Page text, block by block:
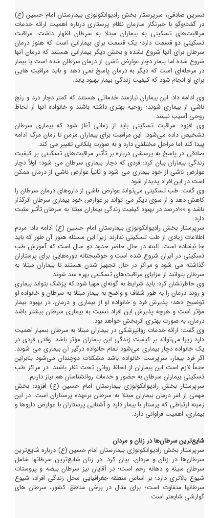
نسرین صادقی، سرپرستار بخش رادیوانکولوژی بیمارستان امام حسین (ع)
در گفت‌وگو با خبرنگار سازمان نظام پرستاری درباره اهمیت ارائه خدمات
مراقبت‌های تسکینی به بیماران مبتلا به سرطان اظهار داشت: مراقبت
تسکینی دو قسمت دارد؛ یک قسمت برای بیمارانی است که هنوز درمان
سرطان برای آنها شروع نشده و بخش دیگر بیمارانی هستند که درمان آنها
شروع شده اما بیمار دچار عوارض ناشی از درمان سرطان شده است یا بیمار
در مرحله‌ای است که دیگر به درمان پاسخ نمی دهد و باید مراقبت هایی
برای او انجام شود که کیفیت زندگی بیمار بهبود یابد.
وی ادامه داد: این بیماران نیازمند خدماتی هستند که کمتر دچار درد و رنج
ناشی از بیماری شوند؛ روحیه بهتری داشته باشند و خانواده آنها از لحاظ
روحی آسیب نبینند.
وی افزود: مراقبت تسکینی باید از زمانی آغاز شود که بیماری سرطان
تشخیص داده می‌شود. این مراقبت برای بیماران مزمن تا زمان مرگ ادامه
پیدا کند اما مراحل مختلفی دارد و به صورت پلکانی تغییر می کند.
صادقی در پاسخ به پرسشی درباره بر تأثیر مراقبت‌های تسکینی بر کیفیت
زندگی بیماران بیان کرد: فردی که دچار بیماری سرطان می شود؛ اولاً دچار
عوارض ناشی از خود بیماری می شود و ثانیاً عوارض ناشی از درمان ممکن
است در این افراد پدیدار شود.
وی گفت: طب تسکینی می‌تواند عوارض ناشی از داروهای درمان سرطان را
کاهش دهد و از سوی دیگر می تواند بر عوارض خود بیماری سرطان اثرگذار
باشد و 100درصد در بهبود کیفیت زندگی بیماران مبتلا به سرطان تأثیر مثبت
دارد.
سرپرستار بخش رادیوانکولوژی بیمارستان امام حسین (ع) ادامه داد: مردم
اطلاعات زیادی از طب تسکینی ندارند زیرا این مسئله هنوز آن طور که باید
جا نیفتاده است، البته در حال حاضر حدود دو سال است که آموزش طب
تسکینی در ایران شروع شده است و خوشبختانه دوره‌هایی برای پرستاران
گذاشته می شود و مراکز در حال تجهیز شدن هستند تا بیماران مبتلا به
سرطان بتوانند از مزایای مراقبت‌های تسکینی بهره مند شوند.
وی خاطرنشان کرد: باید شرایط به گونه‌ای مهیا شود که پزشک بتواند بیماری
و روند درمان را به طور شفاف و واضح به بیمار مبتلا به سرطان و خانواده او
توضیح دهد؛ پذیرش فرد و خانواده او از بیماری و درمان، در بهبود بیمار
مؤثر است و هرچه پذیرش این افراد نسبت به بیماری سرطان بیشتر باشد
درمان، به صورت بهتری اثربخش خواهد بود.
وی گفت: ارائه خدمات روانپزشکی در بیماران مبتلا به سرطان بسیار اهمیت
دارد زیرا می‌تواند بر کیفیت زندگی این بیماران مؤثر باشد. وقتی فردی در
یک خانواده دچار بیماری می‌شود تمام خانواده درگیر آن بیماری می شوند.
اگر فرد بیمار، سرپرست خانواده باشد مشکلات دوچندان می‌شود بنابراین
حتماً لازم است این بیماران از لحاظ روانی تحت نظر باشند. در مراکز طب
تسکینی بیماران سرطان به حضور و خدمات روانشناسان هم نیاز داریم.
سرپرستار بخش رادیوانکولوژی بیمارستان امام حسین (ع) افزود: بخش
مهمی از امر درمان بیماران مبتلا به سرطان برعهده پرستاران است. در این
زمینه ارتباطی که پرستار با بیمار دارد و آشنایی پرستاران با عوارض داروها و
بیماری، اهمیت فراوانی دارد.
شایع‌ترین سرطان‌ها در زنان و مردان
سرپرستار بخش رادیوانکولوژی بیمارستان امام حسین (ع) درباره شایع‌ترین
سرطان‌ها در زنان و مردان، بیان کرد: در زنان شایع‌ترین سرطانها شامل
سرطان سینه و دهانه رحم است؛ در آقایان نیز سرطان بیضه و پروستات
شیوع بالاتری دارد؛ بر اساس منطقه جغرافیایی محل زندگی افراد، شیوع
سرطانها متفاوت است؛ برای مثال در برخی مناطق کشور، سرطان های
گوارشی شایعتر است.